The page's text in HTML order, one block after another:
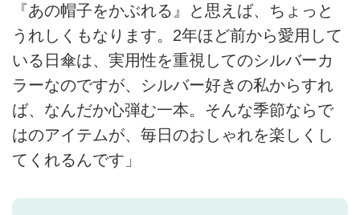
『あの帽子をかぶれる』と思えば、ちょっと
うれしくもなります。2年ほど前から愛用して
いる日傘は、実用性を重視してのシルバーカ
ラーなのですが、シルバー好きの私からすれ
ば、なんだか心弾む一本。そんな季節ならで
はのアイテムが、毎日のおしゃれを楽しくし
てくれるんです」